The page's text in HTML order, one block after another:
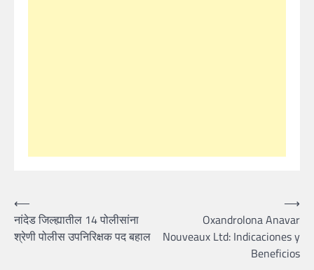
Post
navigation
⟵
नांदेड जिल्ह्यातील 14 पोलीसांना
श्रेणी पोलीस उपनिरिक्षक पद बहाल
Oxandrolona Anavar
Nouveaux Ltd: Indicaciones y
Beneficios
⟶